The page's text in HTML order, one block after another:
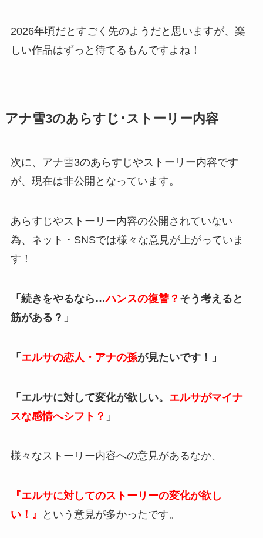
2026年頃だとすごく先のようだと思いますが、楽
しい作品はずっと待てるもんですよね！
アナ雪3のあらすじ･ストーリー内容
次に、アナ雪3のあらすじやストーリー内容です
が、現在は非公開となっています。
あらすじやストーリー内容の公開されていない
為、ネット・SNSでは様々な意見が上がっていま
す！
「続きをやるなら…ハンスの復讐？ そう考えると
筋がある？」
「 エルサの恋人・アナの孫が見たいです！」
「エルサに対して変化が欲しい。 エルサがマイナ
スな感情へシフト？ 」
様々なストーリー内容への意見があるなか、
『エルサに対してのストーリーの変化が欲し
い！』
という意見が多かったです。